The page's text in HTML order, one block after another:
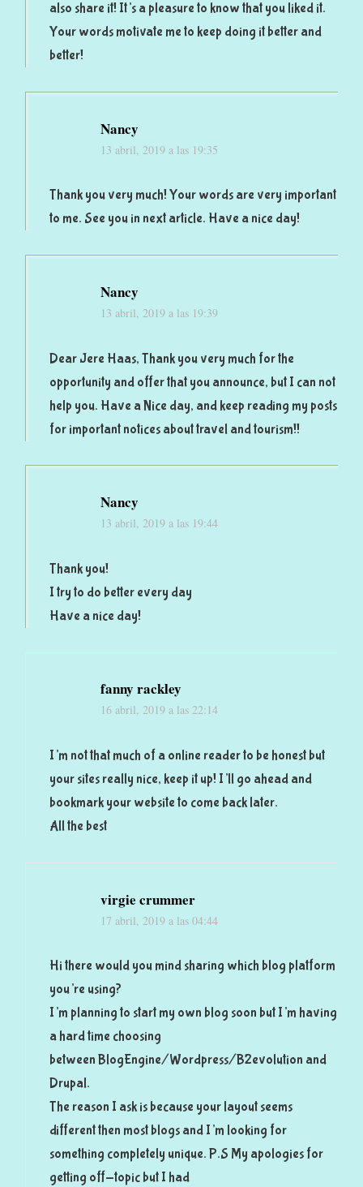
also share it! It’s a pleasure to know that you liked it.
Your words motivate me to keep doing it better and
better!
Nancy
13 abril, 2019 a las 19:35
Thank you very much! Your words are very important
to me. See you in next article. Have a nice day!
Nancy
13 abril, 2019 a las 19:39
Dear Jere Haas, Thank you very much for the
opportunity and offer that you announce, but I can not
help you. Have a Nice day, and keep reading my posts
for important notices about travel and tourism!!
Nancy
13 abril, 2019 a las 19:44
Thank you!
I try to do better every day
Have a nice day!
fanny rackley
16 abril, 2019 a las 22:14
I’m not that much of a online reader to be honest but
your sites really nice, keep it up! I’ll go ahead and
bookmark your website to come back later.
All the best
virgie crummer
17 abril, 2019 a las 04:44
Hi there would you mind sharing which blog platform
you’re using?
I’m planning to start my own blog soon but I’m having
a hard time choosing
between BlogEngine/Wordpress/B2evolution and
Drupal.
The reason I ask is because your layout seems
different then most blogs and I’m looking for
something completely unique. P.S My apologies for
getting off-topic but I had